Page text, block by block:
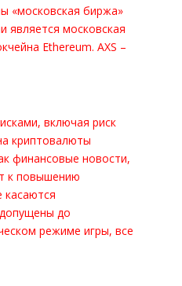
«московская биржа»
московская
Ethereum. AXS –
включая риск
криптовалюты
финансовые новости,
к повышению
касаются
до
режиме игры, все